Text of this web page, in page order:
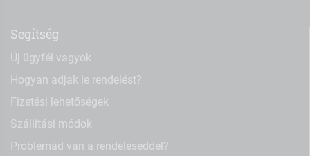
Segítség
Új ügyfél vagyok
Hogyan adjak le rendelést?
Fizetési lehetőségek
Szállítási módok
Problémád van a rendeléseddel?